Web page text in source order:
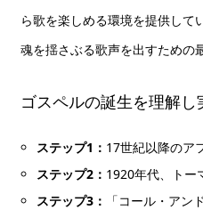
ら歌を楽しめる環境を提供して
魂を揺さぶる歌声を出すための
ゴスペルの誕生を理解
ステップ1： 17世紀以降のア
ステップ2： 1920年代、トー
ステップ3：
「コール・ア